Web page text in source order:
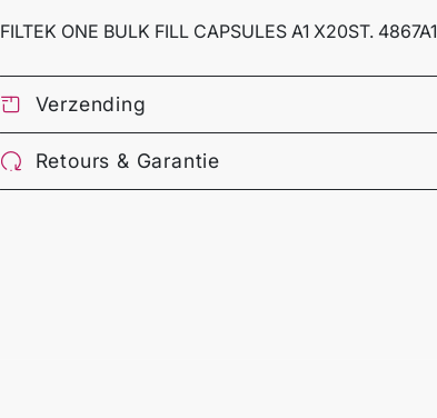
FILTEK ONE BULK FILL CAPSULES A1 X20ST. 4867A1
Verzending
Retours & Garantie